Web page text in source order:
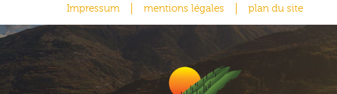
Impressum mentions légales plan du site